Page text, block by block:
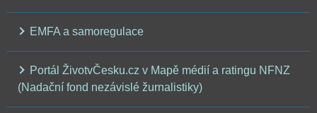
EMFA a samoregulace
Portál ŽivotvČesku.cz v Mapě médií a ratingu NFNZ
(Nadační fond nezávislé žurnalistiky)